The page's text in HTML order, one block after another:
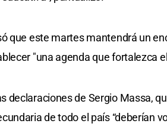
que este martes mantendrá un
"una agenda que fortalezca
declaraciones de Sergio Massa,
de todo el país “deberían